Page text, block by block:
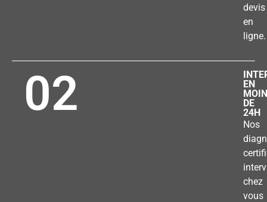
devis
en
ligne.
02
EN
DE
24H
Nos
chez
vous